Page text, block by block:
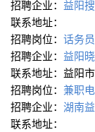
招聘企业： 益阳
联系地址：
招聘岗位： 话务
招聘企业： 益阳
联系地址：益阳
招聘岗位： 兼职
招聘企业： 湖南
联系地址：